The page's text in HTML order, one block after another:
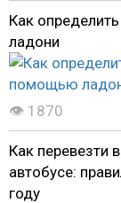
Как
ладони
👁 1870
Как перевезти
автобусе:
году